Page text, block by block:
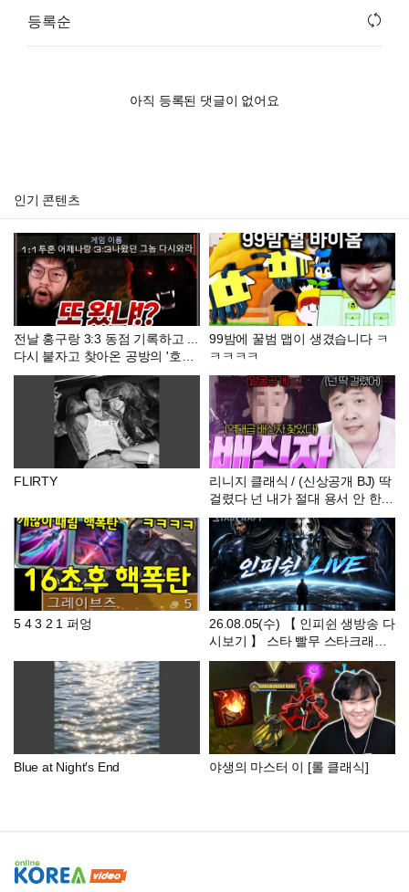
등록순
아직 등록된 댓글이 없어요
인기 콘텐츠
전날 홍구랑 3:3 동점 기록하고 ...
다시 붙자고 찾아온 공방의 '호랑
이' ㄷㄷㄷㄷ
99밤에 꿀범 맵이 생겼습니다 ㅋ
ㅋㅋㅋㅋ
FLIRTY
리니지 클래식 / (신상공개 BJ) 딱
걸렸다 넌 내가 절대 용서 안 한다
(심각)
5 4 3 2 1 퍼엉
26.08.05(수) 【 인피쉰 생방송 다
시보기 】 스타 빨무 스타크래프
트 Starcraft
Blue at Night′s End 야생의 마스터 이 [롤 클래식]